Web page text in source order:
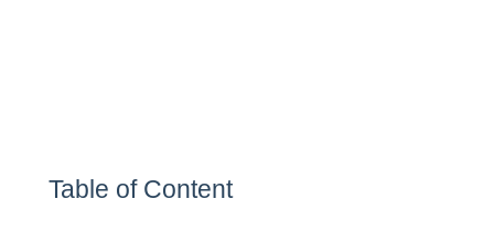
Table of Content